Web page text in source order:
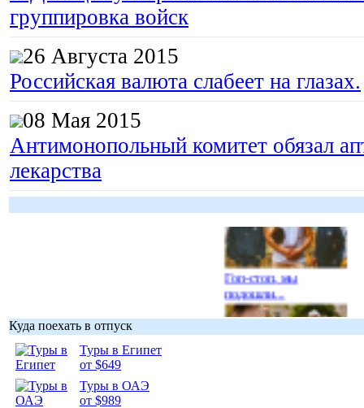
группировка войск
26 Августа 2015
Российская валюта слабеет на глазах.
08 Мая 2015
Антимонопольный комитет обязал
лекарства
Гоп-стоп, мы
подошли...
Куда поехать в отпуск
Туры в Египет
от $649
Туры в ОАЭ
от $989